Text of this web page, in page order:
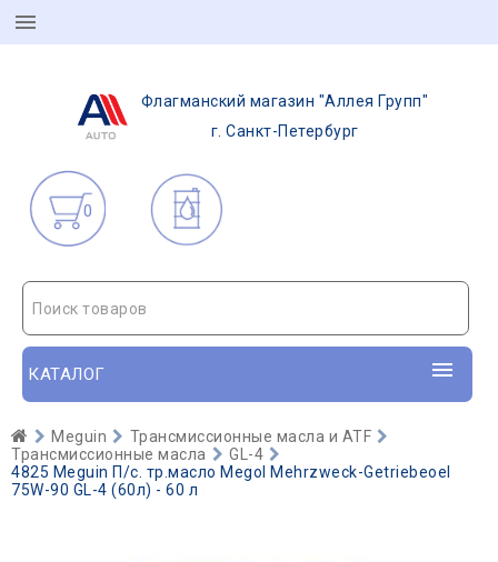
Флагманский магазин "Аллея Групп"
г. Санкт-Петербург
0
Поиск товаров
КАТАЛОГ
Meguin
Трансмиссионные масла и ATF
Трансмиссионные масла
GL-4
4825 Meguin П/с. тр.масло Megol Mehrzweck-Getriebeoel
75W-90 GL-4 (60л) - 60 л